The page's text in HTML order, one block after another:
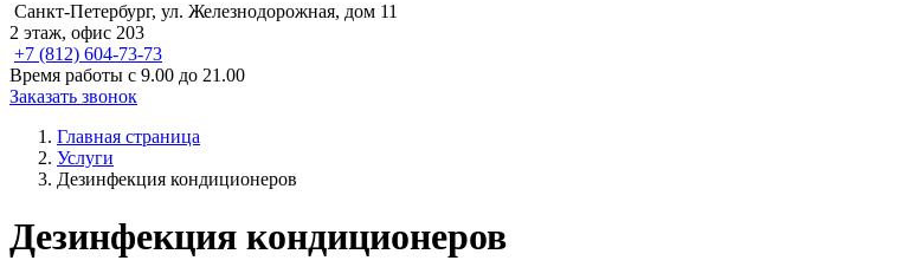
Санкт-Петербург, ул. Железнодорожная, дом 11
2 этаж, офис 203
+7 (812) 604-73-73
Время работы с 9.00 до 21.00
Заказать звонок
Главная страница
Услуги
Дезинфекция кондиционеров
Дезинфекция кондиционеров